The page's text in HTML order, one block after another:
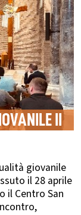
II
giovanile
il 28 aprile
il Centro San